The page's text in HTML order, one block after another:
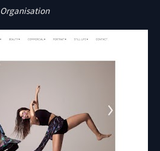
Organisation